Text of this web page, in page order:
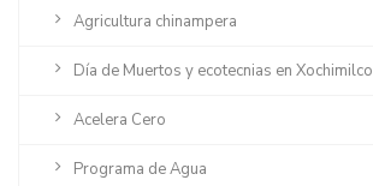
Agricultura chinampera
Día de Muertos y ecotecnias en Xochimilco
Acelera Cero
Programa de Agua